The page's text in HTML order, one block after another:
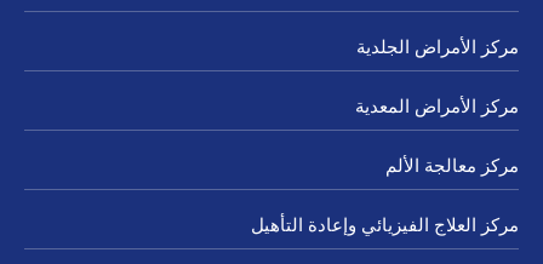
مركز الأمراض الجلدية
مركز الأمراض المعدية
مركز معالجة الألم
مركز العلاج الفيزيائي وإعادة التأهيل